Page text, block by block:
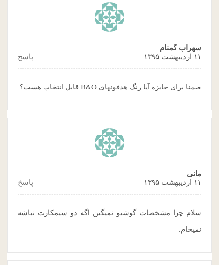
سهراب گمنام
۱۱ اردیبهشت ۱۳۹۵
پاسخ
ضمنا برای جایزه آیا رنگ هدفونهای B&O قابل انتخاب هست؟
مانی
۱۱ اردیبهشت ۱۳۹۵
پاسخ
سلام چرا مشخصات گوشیو نمیگین اگه دو سیمکارت نباشه
نمیخام.